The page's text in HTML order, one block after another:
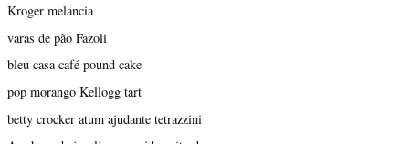
Kroger melancia
varas de pão Fazoli
bleu casa café pound cake
pop morango Kellogg tart
betty crocker atum ajudante tetrazzini